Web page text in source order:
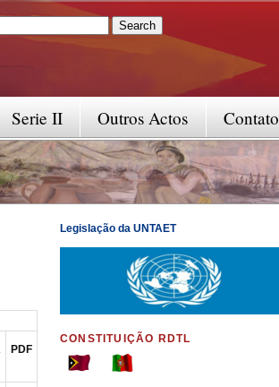
form
Contato
Outros Actos
Serie II
PDF
Legislação da UNTAET
CONSTITUIÇÃO RDTL